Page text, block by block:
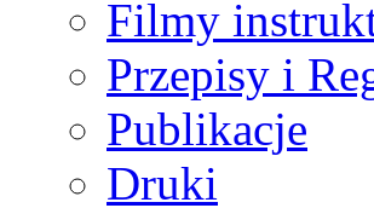
Filmy
Przepisy i
Publikacje
Druki